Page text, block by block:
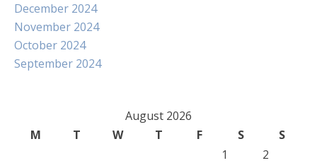
December 2024
November 2024
October 2024
September 2024
August 2026
M
T W T F S
S
1
2